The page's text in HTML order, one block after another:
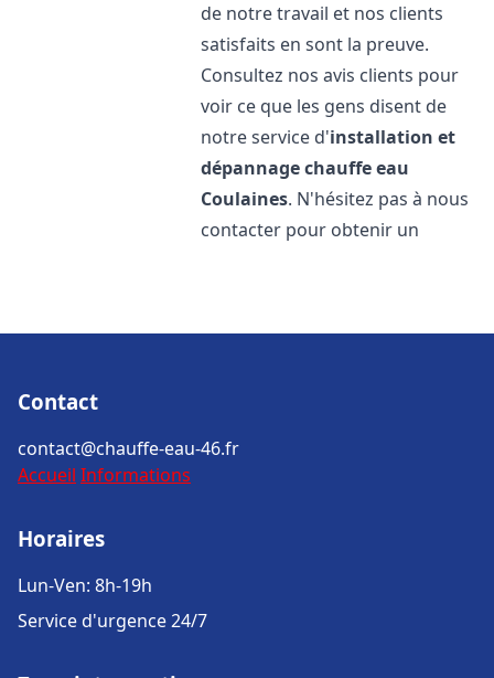
de notre travail et nos clients
satisfaits en sont la preuve.
Consultez nos avis clients pour
voir ce que les gens disent de
notre service d'installation et
dépannage chauffe eau
Coulaines. N'hésitez pas à nous
contacter pour obtenir un
Contact
contact@chauffe-eau-46.fr
Accueil Informations
Horaires
Lun-Ven: 8h-19h
Service d'urgence 24/7